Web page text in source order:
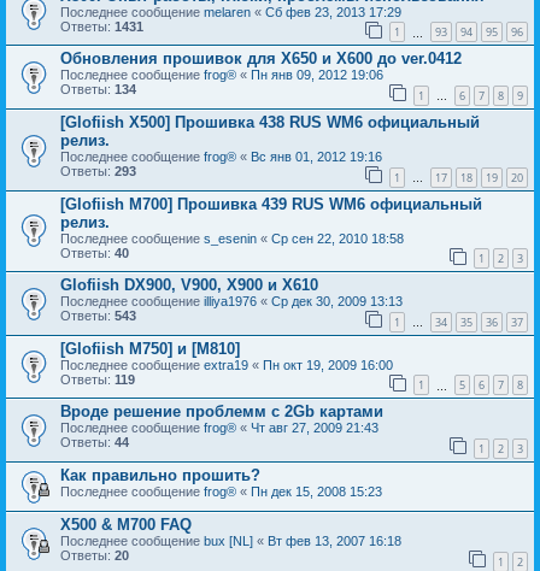
Последнее сообщение melaren « Сб фев 23, 2013 17:29
Ответы: 1431 1 93 94 95 96
Обновления прошивок для Х650 и Х600 до ver.0412
Последнее сообщение frog® « Пн янв 09, 2012 19:06
Ответы: 134 1 … 6 7 8 9
[Glofiish X500] Прошивка 438 RUS WM6 официальный
релиз.
Последнее сообщение frog® « Вс янв 01, 2012 19:16
Ответы: 293 1 … 17 18 19 20
[Glofiish M700] Прошивка 439 RUS WM6 официальный
релиз.
Последнее сообщение s_esenin « Ср сен 22, 2010 18:58
Ответы: 40 1 2 3
Glofiish DX900, V900, X900 и X610
Последнее сообщение illiya1976 « Ср дек 30, 2009 13:13
Ответы: 543 1 … 34 35 36 37
[Glofiish M750] и [M810]
Последнее сообщение extra19 « Пн окт 19, 2009 16:00
Ответы: 119 1 5 6 7 8
Вроде решение проблемм с 2Gb картами
Последнее сообщение frog® « Чт авг 27, 2009 21:43
Ответы: 44 1 2 3
Как правильно прошить?
Последнее сообщение frog® « Пн дек 15, 2008 15:23
X500 & M700 FAQ
Последнее сообщение bux [NL] « Вт фев 13, 2007 16:18
Ответы: 20 1 2